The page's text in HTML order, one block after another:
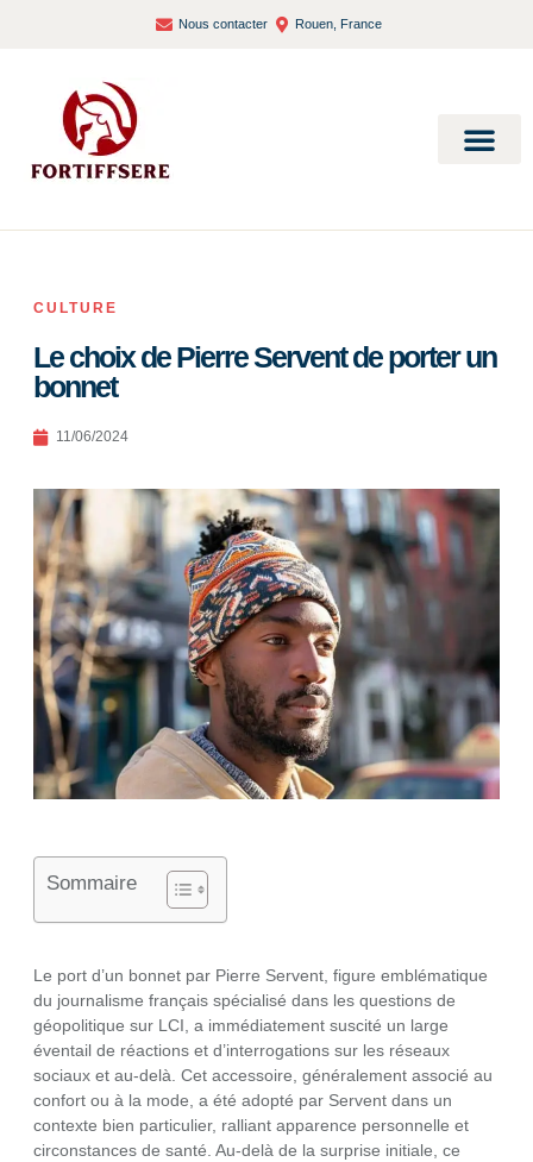
Nous contacter Rouen, France
CULTURE
Le choix de Pierre Servent de porter un
bonnet
11/06/2024
Sommaire
Le port d’un bonnet par Pierre Servent, figure emblématique
du journalisme français spécialisé dans les questions de
géopolitique sur LCI, a immédiatement suscité un large
éventail de réactions et d’interrogations sur les réseaux
sociaux et au-delà. Cet accessoire, généralement associé au
confort ou à la mode, a été adopté par Servent dans un
contexte bien particulier, ralliant apparence personnelle et
circonstances de santé. Au-delà de la surprise initiale, ce